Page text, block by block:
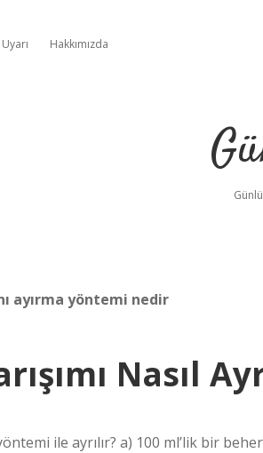
Hakkımızda
ayırma yöntemi nedir
Nasıl
ile ayrılır? a) 100 ml’lik bir